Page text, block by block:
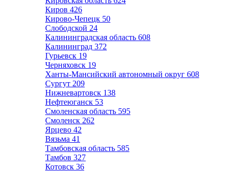
Киров 426
Кирово-Чепецк 50
Слободской 24
Калининградская область 608
Калининград 372
Гурьевск 19
Черняховск 19
Ханты-Мансийский автономный округ 608
Сургут 209
Нижневартовск 138
Нефтеюганск 53
Смоленская область 595
Смоленск 262
Ярцево 42
Вязьма 41
Тамбовская область 585
Тамбов 327
Котовск 36